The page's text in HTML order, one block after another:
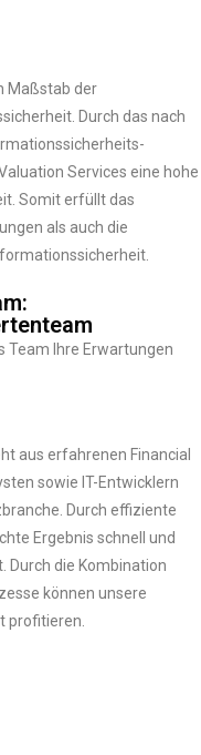
Maßstab der
Durch das nach
Services eine hohe
Somit erfüllt das
als auch die
Team Ihre Erwartungen
aus erfahrenen Financial
sowie IT-Entwicklern
Durch effiziente
Ergebnis schnell und
die Kombination
können unsere
profitieren.